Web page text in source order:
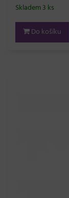
Skladem 3 ks
Do košíku